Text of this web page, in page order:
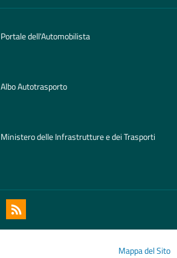
Portale dell'Automobilista
Albo Autotrasporto
Ministero delle Infrastrutture e dei Trasporti
Mappa del Sito